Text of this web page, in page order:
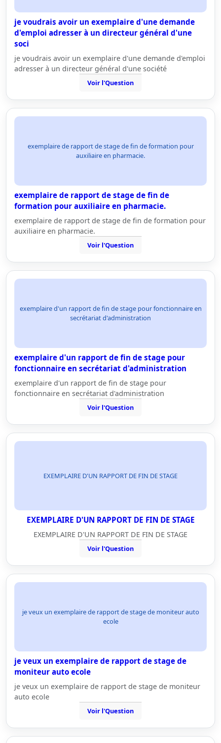
je voudrais avoir un exemplaire d'une demande
d'emploi adresser à un directeur général d'une
soci
je voudrais avoir un exemplaire d'une demande d'emploi
adresser à un directeur général d'une société
Voir l'Question
exemplaire de rapport de stage de fin de formation pour
auxiliaire en pharmacie.
exemplaire de rapport de stage de fin de
formation pour auxiliaire en pharmacie.
exemplaire de rapport de stage de fin de formation pour
auxiliaire en pharmacie.
Voir l'Question
exemplaire d'un rapport de fin de stage pour fonctionnaire en
secrétariat d'administration
exemplaire d'un rapport de fin de stage pour
fonctionnaire en secrétariat d'administration
exemplaire d'un rapport de fin de stage pour
fonctionnaire en secrétariat d'administration
Voir l'Question
EXEMPLAIRE D'UN RAPPORT DE FIN DE STAGE
EXEMPLAIRE D'UN RAPPORT DE FIN DE STAGE
EXEMPLAIRE D'UN RAPPORT DE FIN DE STAGE
Voir l'Question
je veux un exemplaire de rapport de stage de moniteur auto
ecole
je veux un exemplaire de rapport de stage de
moniteur auto ecole
je veux un exemplaire de rapport de stage de moniteur
auto ecole
Voir l'Question